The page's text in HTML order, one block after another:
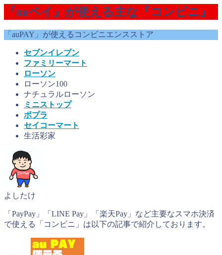
『auペイ』が使える主な『コンビニ』
「auPAY」が使えるコンビニエンスストア
セブンイレブン
ファミリーマート
ローソン
ローソン100
ナチュラルローソン
ミニストップ
ポプラ
セイコーマート
生活彩家
よしたけ
「PayPay」「LINE Pay」「楽天Pay」など主要なスマホ決済
で使える「コンビニ」は以下の記事で紹介しております。